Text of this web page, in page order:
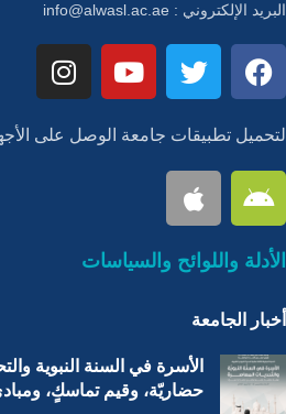
البريد الإلكتروني : info@alwasl.ac.ae
لتحميل تطبيقات جامعة الوصل على
الأدلة واللوائح والسياسات
أخبار الجامعة
الأسرة في السنة النبوية
حضاريّة، وقيم تماسكٍ،